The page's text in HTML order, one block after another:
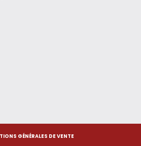
GÉNÉRALES DE VENTE